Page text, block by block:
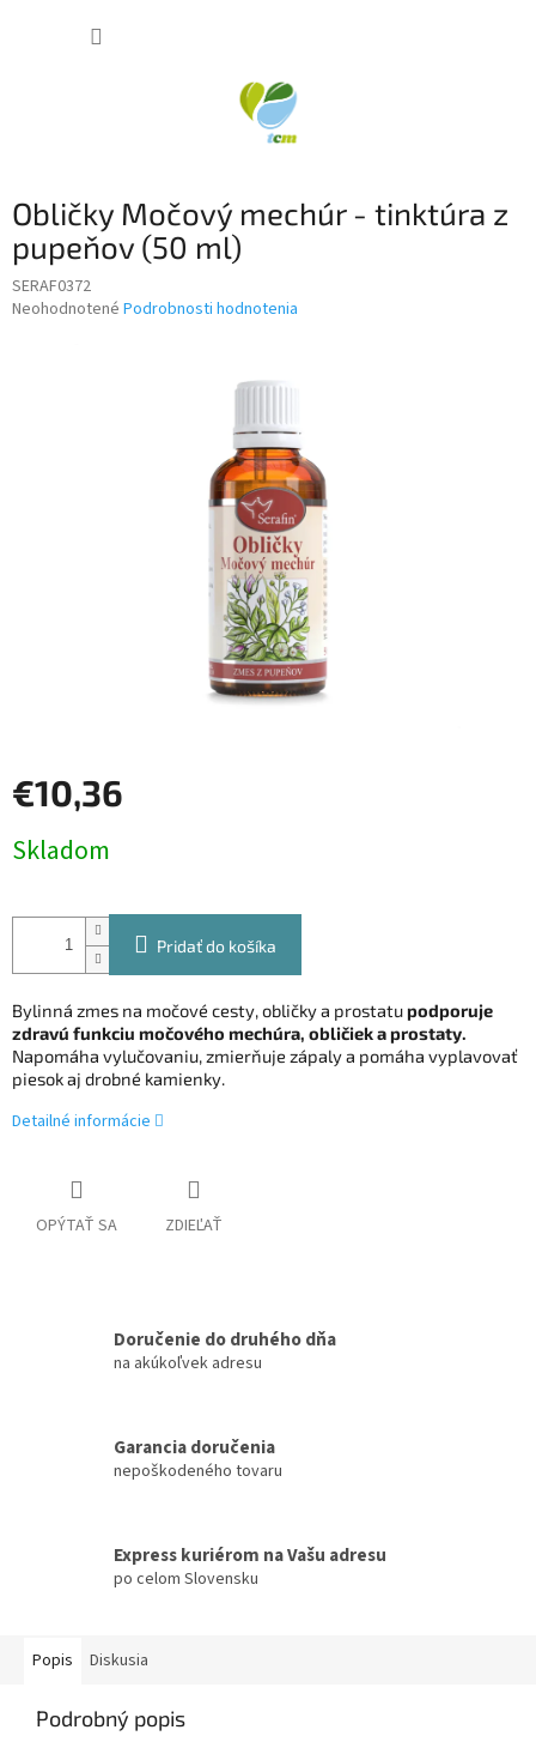
Obličky Močový mechúr - tinktúra z
pupeňov (50 ml)
SERAF0372
Priemerné
Neohodnotené Podrobnosti hodnotenia
€10,36
cena:
Skladom
Pridať do košíka
Bylinná zmes na močové cesty, obličky a prostatupodporuje
zdravú funkciu močového mechúra, obličiek a prostaty.
Napomáha vylučovaniu, zmierňuje zápaly a pomáha vyplavovať
piesok aj drobné kamienky.
Detailné informácie
OPÝTAŤ SA ZDIEĽAŤ
Doručenie do druhého dňa
na akúkoľvek adresu
Garancia doručenia
nepoškodeného tovaru
Express kuriérom na Vašu adresu
po celom Slovensku
Popis Diskusia
Podrobný popis